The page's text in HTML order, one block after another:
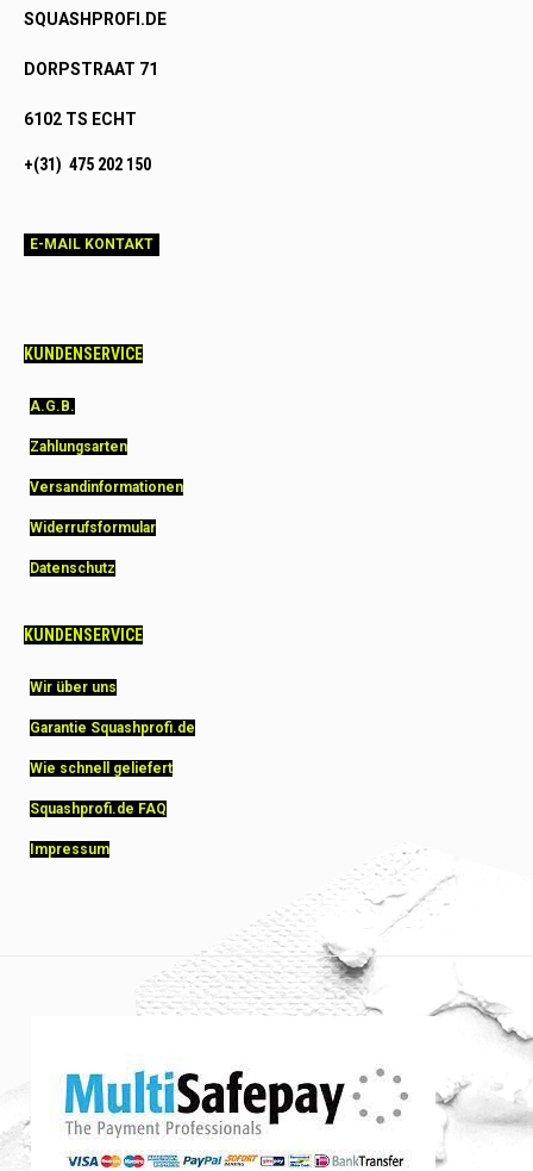
SQUASHPROFI.DE
DORPSTRAAT 71
6102 TS ECHT
+(31) 475 202 150
E-MAIL KONTAKT
KUNDENSERVICE
A.G.B.
Zahlungsarten
Versandinformationen
Widerrufsformular
Datenschutz
KUNDENSERVICE
Wir über uns
Garantie Squashprofi.de
Wie schnell geliefert
Squashprofi.de FAQ
Impressum